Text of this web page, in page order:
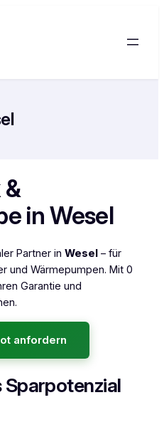
in Wesel
Partner in Wesel– für
und Wärmepumpen. Mit 0
Garantie und
anfordern
Sparpotenzial